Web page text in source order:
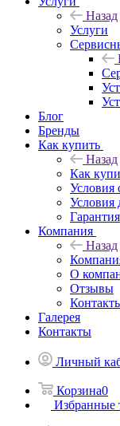
Назад
Услуги
Блог
Бренды
Как купить
Назад
Как
Условия
Условия
Компания
Назад
О
Отзывы
Галерея
Контакты
Личный
Корзина0
Избранные